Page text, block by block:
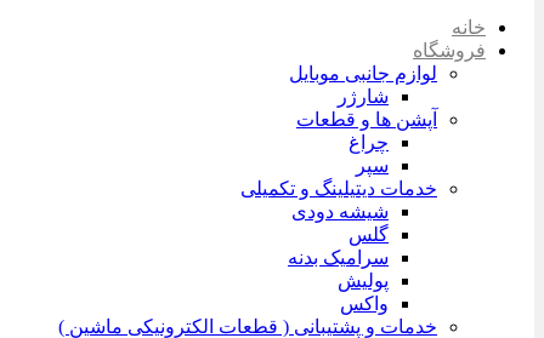
خانه
فروشگاه
لوازم جانبی موبایل
شارژر
آپشن ها و قطعات
چراغ
سپر
خدمات دیتیلینگ و تکمیلی
شیشه دودی
گلس
سرامیک بدنه
پولیش
واکس
خدمات و پشتیبانی ( قطعات الکترونیکی ماشین )